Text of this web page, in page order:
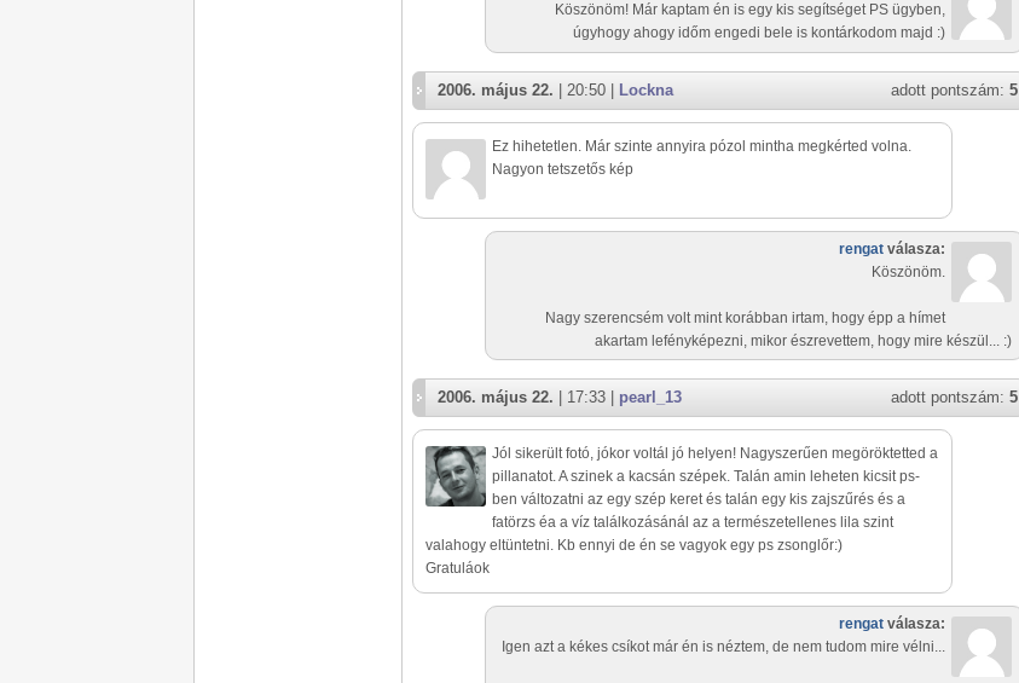
Köszönöm! Már kaptam én is egy kis segítséget PS ügyben,
úgyhogy ahogy időm engedi bele is kontárkodom majd :)
adott pontszám: 5
2006. május 22. | 20:50 | Lockna
Ez hihetetlen. Már szinte annyira pózol mintha megkérted volna.
Nagyon tetszetős kép
rengat válasza:
Köszönöm.
Nagy szerencsém volt mint korábban irtam, hogy épp a hímet
akartam lefényképezni, mikor észrevettem, hogy mire készül... :)
adott pontszám: 5
2006. május 22. | 17:33 | pearl_13
Jól sikerült fotó, jókor voltál jó helyen! Nagyszerűen megöröktetted a
pillanatot. A szinek a kacsán szépek. Talán amin leheten kicsit ps-
ben változatni az egy szép keret és talán egy kis zajszűrés és a
fatörzs éa a víz találkozásánál az a természetellenes lila szint
valahogy eltüntetni. Kb ennyi de én se vagyok egy ps zsonglőr:)
Gratuláok
rengat válasza:
Igen azt a kékes csíkot már én is néztem, de nem tudom mire vélni...